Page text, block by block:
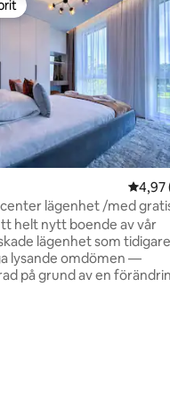
betyg, 6 omdömen4,97
4,97
lägenhet /med
helt nytt boende av vår
lägenhet som tidigare
lysande omdömen —
på grund av en